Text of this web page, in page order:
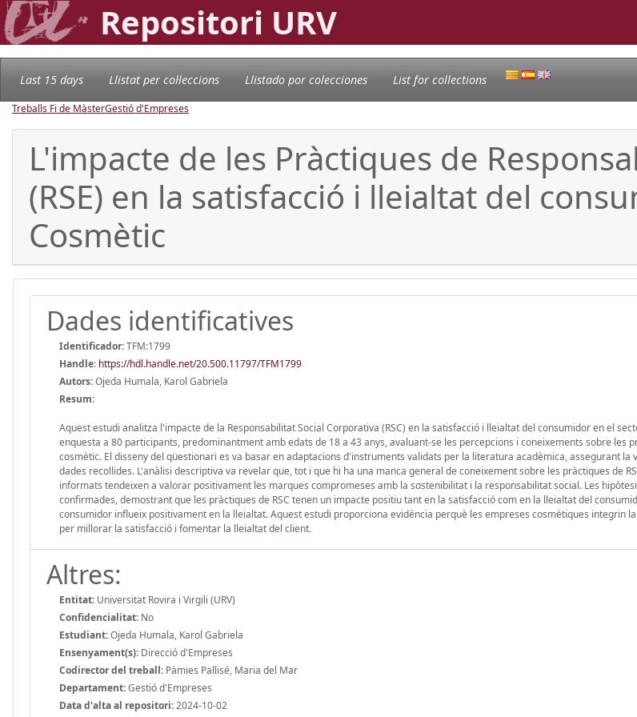
Repositori URV
Last 15 days Llistat per col·leccions Llistado por colecciones List for collections
Treballs Fi de MàsterGestió d'Empreses
L'impacte de les Pràctiques de
(RSE) en la satisfacció i lleialtat del
Cosmètic
Dades identificatives
Identificador:TFM:1799
Handle: https://hdl.handle.net/20.500.11797/TFM1799
Autors:Ojeda Humala, Karol Gabriela
Resum:
Aquest estudi analitza l'impacte de la Responsabilitat Social Corporativa (RSC) en la satisfacció i lleialtat del consumidor en el
enquesta a 80 participants, predominantment amb edats de 18 a 43 anys, avaluant-se les percepcions i coneixements sobre les
cosmètic. El disseny del qüestionari es va basar en adaptacions d'instruments validats per la literatura acadèmica, assegurant la
dades recollides. L'anàlisi descriptiva va revelar que, tot i que hi ha una manca general de coneixement sobre les pràctiques de
informats tendeixen a valorar positivament les marques compromeses amb la sostenibilitat i la responsabilitat social. Les
confirmades, demostrant que les pràctiques de RSC tenen un impacte positiu tant en la satisfacció com en la lleialtat del
consumidor influeix positivament en la lleialtat. Aquest estudi proporciona evidència perquè les empreses cosmètiques integrin la
per millorar la satisfacció i fomentar la lleialtat del client.
Altres:
Entitat: Universitat Rovira i Virgili (URV)
Confidencialitat: No
Estudiant:Ojeda Humala, Karol Gabriela
Ensenyament(s): Direcció d'Empreses
Codirector del treball: Pàmies Pallisé, Maria del Mar
Departament:Gestió d'Empreses
Data d'alta al repositori:2024-10-02